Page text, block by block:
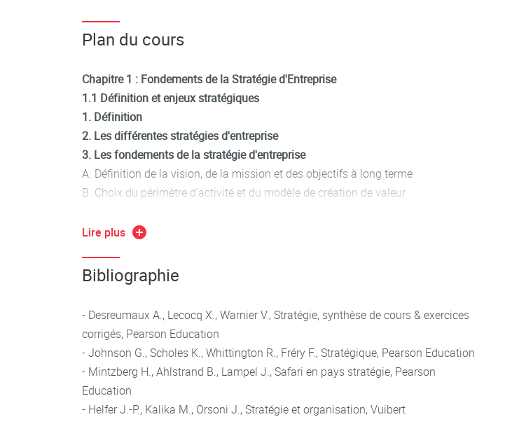
Plan du cours
Chapitre 1 : Fondements de la Stratégie d'Entreprise
1.1 Définition et enjeux stratégiques
1. Définition
2. Les différentes stratégies d'entreprise
3. Les fondements de la stratégie d'entreprise
A. Définition de la vision, de la mission et des objectifs à long terme
B. Choix du périmètre d'activité et du modèle de création de valeur
D. Analyse de l'environnement et des compétences internes
F. Mise en oeuvre, contrôle et ajustement
1.2 Écoles de pensée stratégique
3. Les écoles descriptives (ou contemporaines)
Chapitre 2 : Analyse Stratégique et Environnement Concurrentiel
2.1 Analyse externe : L'environnement concurrentiel
1. Le modèle de Porter
Lire plus
Bibliographie
- Desreumaux A., Lecocq X., Warnier V., Stratégie, synthèse de cours & exercices
corrigés, Pearson Education
- Johnson G., Scholes K., Whittington R., Fréry F., Stratégique, Pearson Education
- Mintzberg H., Ahlstrand B., Lampel J., Safari en pays stratégie, Pearson
Education
- Helfer J.-P., Kalika M., Orsoni J., Stratégie et organisation, Vuibert